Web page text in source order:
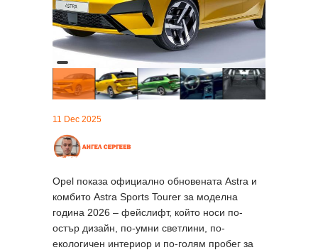
11 Dec 2025
Opel показа официално обновената Astra и
комбито Astra Sports Tourer за моделна
година 2026 – фейслифт, който носи по-
остър дизайн, по-умни светлини, по-
екологичен интериор и по-голям пробег за